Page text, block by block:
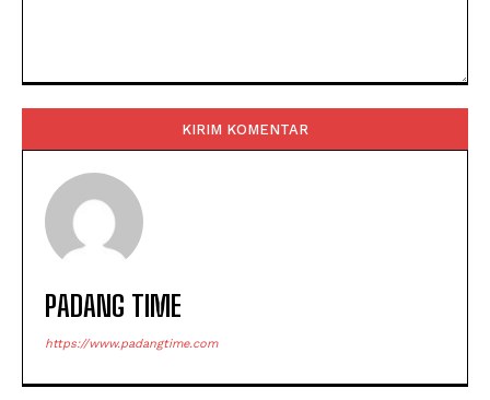
PADANG TIME
https://www.padangtime.com